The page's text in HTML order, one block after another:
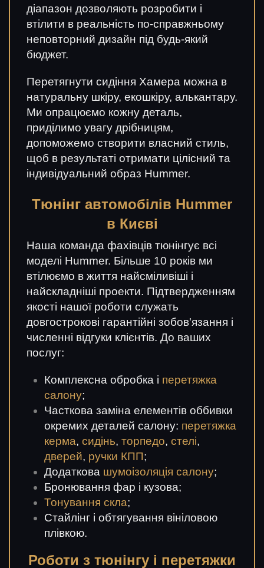
діапазон дозволяють розробити і
втілити в реальність по-справжньому
неповторний дизайн під будь-який
бюджет.
Перетягнути сидіння Хамера можна в
натуральну шкіру, екошкіру, алькантару.
Ми опрацюємо кожну деталь,
приділимо увагу дрібницям,
допоможемо створити власний стиль,
щоб в результаті отримати цілісний та
індивідуальний образ Hummer.
Тюнінг автомобілів Hummer
в Києві
Наша команда фахівців тюнінгує всі
моделі Hummer. Більше 10 років ми
втілюємо в життя найсміливіші і
найскладніші проекти. Підтвердженням
якості нашої роботи служать
довгострокові гарантійні зобов'язання і
численні відгуки клієнтів. До ваших
послуг:
Комплексна обробка і перетяжка
салону;
Часткова заміна елементів оббивки
окремих деталей салону: перетяжка
керма, сидінь, торпедо, стелі,
дверей, ручки КПП;
Додаткова шумоізоляція салону;
Бронювання фар і кузова;
Тонування скла;
Стайлінг і обтягування вініловою
плівкою.
Роботи з тюнінгу і перетяжки